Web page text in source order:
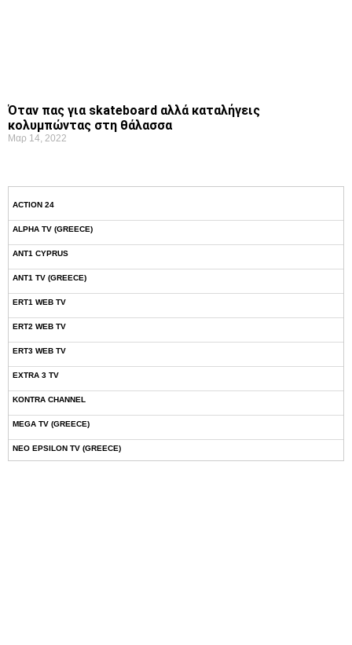
Όταν πας για skateboard αλλά καταλήγεις
κολυμπώντας στη θάλασσα
Μαρ 14, 2022
ACTION 24
ALPHA TV (GREECE)
ANT1 CYPRUS
ANT1 TV (GREECE)
ERT1 WEB TV
ERT2 WEB TV
ERT3 WEB TV
EXTRA 3 TV
KONTRA CHANNEL
MEGA TV (GREECE)
NEO EPSILON TV (GREECE)